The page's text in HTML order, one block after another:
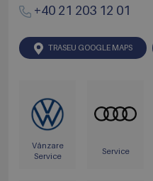
+40 21 203 12 01
TRASEU GOOGLE MAPS
Vânzare
Service
Service